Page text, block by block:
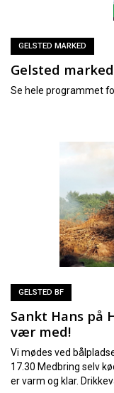
GELSTED MARKED
Gelsted
Se hele programmet
GELSTED BF
Sankt Hans på
vær med!
Vi mødes ved
17.30 Medbring selv
er varm og klar.